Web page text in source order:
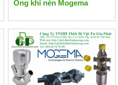
Ống khí nén Mogema